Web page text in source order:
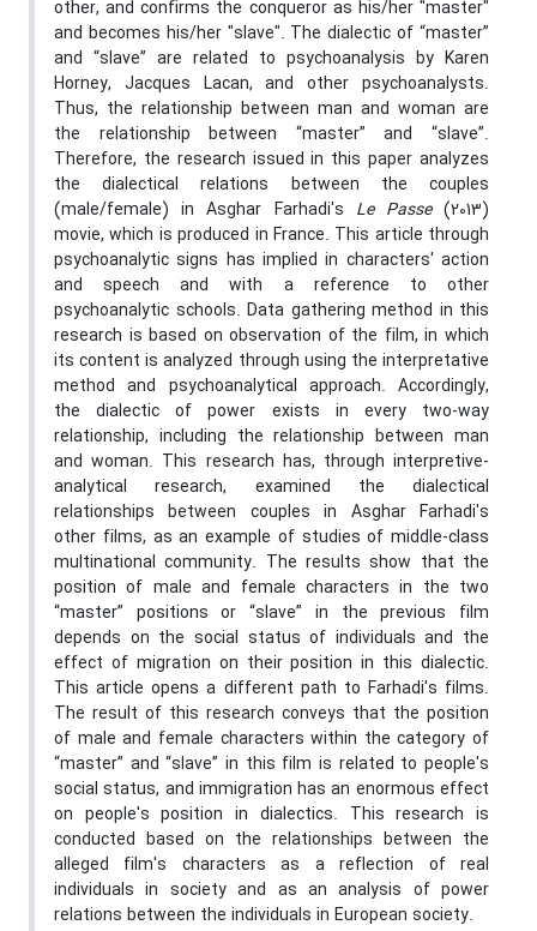
other, and confirms the conqueror as his/her "master"
and becomes his/her "slave". The dialectic of “master”
and “slave” are related to psychoanalysis by Karen
Horney, Jacques Lacan, and other psychoanalysts.
Thus, the relationship between man and woman are
the relationship between “master” and “slave”.
Therefore, the research issued in this paper analyzes
the dialectical relations between the couples
(male/female) in Asghar Farhadi's Le Passe(2013)
movie, which is produced in France. This article through
psychoanalytic signs has implied in characters' action
and speech and with a reference to other
psychoanalytic schools. Data gathering method in this
research is based on observation of the film, in which
its content is analyzed through using the interpretative
method and psychoanalytical approach. Accordingly,
the dialectic of power exists in every two-way
relationship, including the relationship between man
and woman. This research has, through interpretive-
analytical research, examined the dialectical
relationships between couples in Asghar Farhadi's
other films, as an example of studies of middle-class
multinational community. The results show that the
position of male and female characters in the two
“master” positions or “slave” in the previous film
depends on the social status of individuals and the
effect of migration on their position in this dialectic.
This article opens a different path to Farhadi's films.
The result of this research conveys that the position
of male and female characters within the category of
“master” and “slave” in this film is related to people's
social status, and immigration has an enormous effect
on people's position in dialectics. This research is
conducted based on the relationships between the
alleged film's characters as a reflection of real
individuals in society and as an analysis of power
relations between the individuals in European society.